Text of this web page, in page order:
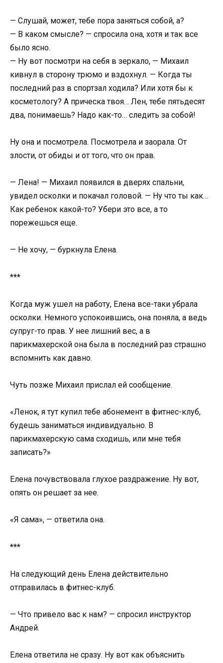
— Слушай, может, тебе пора заняться собой, а?
— В каком смысле? — спросила она, хотя и так все
было ясно.
— Ну вот посмотри на себя в зеркало, — Михаил
кивнул в сторону трюмо и вздохнул. — Когда ты
последний раз в спортзал ходила? Или хотя бы к
косметологу? А прическа твоя… Лен, тебе пятьдесят
два, понимаешь? Надо как-то… следить за собой!
Ну она и посмотрела. Посмотрела и заорала. От
злости, от обиды и от того, что он прав.
— Лена! — Михаил появился в дверях спальни,
увидел осколки и покачал головой. — Ну что ты как…
Как ребенок какой-то? Убери это все, а то
порежешься еще.
— Не хочу, — буркнула Елена.
***
Когда муж ушел на работу, Елена все-таки убрала
осколки. Немного успокоившись, она поняла, а ведь
супруг-то прав. У нее лишний вес, а в
парикмахерской она была в последний раз страшно
вспомнить как давно.
Чуть позже Михаил прислал ей сообщение.
«Ленок, я тут купил тебе абонемент в фитнес-клуб,
будешь заниматься индивидуально. В
парикмахерскую сама сходишь, или мне тебя
записать?»
Елена почувствовала глухое раздражение. Ну вот,
опять он решает за нее.
«Я сама», — ответила она.
***
На следующий день Елена действительно
отправилась в фитнес-клуб.
— Что привело вас к нам? — спросил инструктор
Андрей.
Елена ответила не сразу. Ну вот как объяснить